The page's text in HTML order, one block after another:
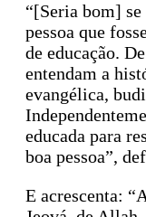
“[Seria bom] se
pessoa que
de educação.
entendam a
evangélica,
educada para
boa pessoa”,
E acrescenta: